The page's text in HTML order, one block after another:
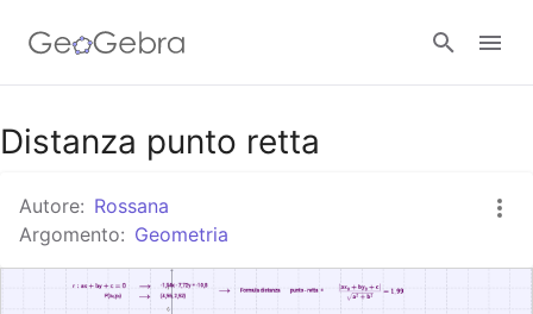
Google Classroom
GeoGebra Classroom
Distanza punto retta
Autore: Rossana
Argomento: Geometria